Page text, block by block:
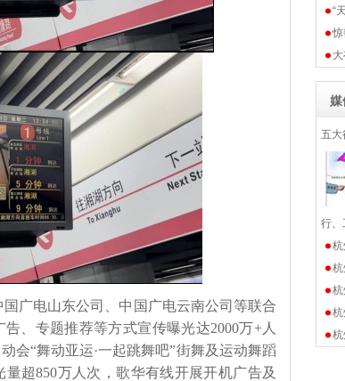
广电山东公司、中国广电云南公司等联合
、专题推荐等方式宣传曝光达2000万+人
会“舞动亚运·一起跳舞吧”街舞及运动舞蹈
超850万人次，歌华有线开展开机广告及
“
惊
媒
五大
行